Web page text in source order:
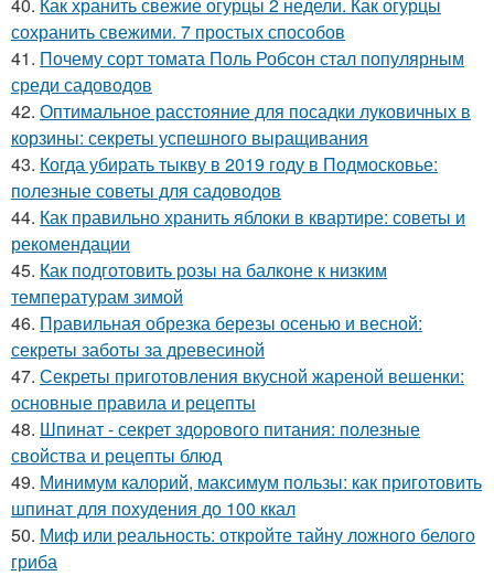
40. Как хранить свежие огурцы 2 недели. Как огурцы
сохранить свежими. 7 простых способов
41. Почему сорт томата Поль Робсон стал популярным
среди садоводов
42. Оптимальное расстояние для посадки луковичных в
корзины: секреты успешного выращивания
43. Когда убирать тыкву в 2019 году в Подмосковье:
полезные советы для садоводов
44. Как правильно хранить яблоки в квартире: советы и
рекомендации
45. Как подготовить розы на балконе к низким
температурам зимой
46. Правильная обрезка березы осенью и весной:
секреты заботы за древесиной
47. Секреты приготовления вкусной жареной вешенки:
основные правила и рецепты
48. Шпинат - секрет здорового питания: полезные
свойства и рецепты блюд
49. Минимум калорий, максимум пользы: как приготовить
шпинат для похудения до 100 ккал
50. Миф или реальность: откройте тайну ложного белого
гриба